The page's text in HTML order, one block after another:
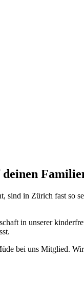
sind in Zürich fast so
in unserer
bei uns Mitglied.